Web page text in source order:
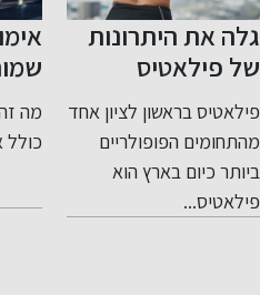
אימוני כוח כבר לא
שמורים רק
למתקדמים והם
מתאימים לכולם
מה זה אימון כוח ומה הוא
כולל אימון כוח הוא שם...